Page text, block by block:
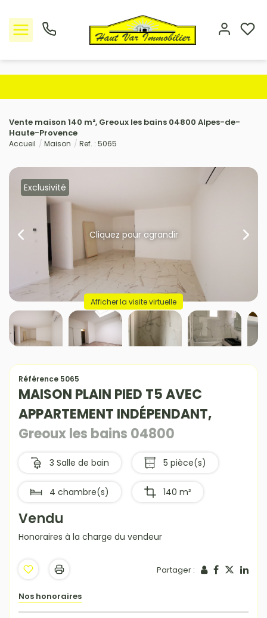
Nos offres
L'Agence
Avis clients
Estimation
Avis clients
Vente maison 140 m², Greoux les bains 04800 Alpes-de-
Haute-Provence
Accueil Maison Ref. : 5065
Exclusivité
Cliquez pour agrandir
Afficher la visite virtuelle
Référence 5065
MAISON PLAIN PIED T5 AVEC
APPARTEMENT INDÉPENDANT,
Greoux les bains 04800
3 Salle de bain 5 pièce(s)
4 chambre(s) 140 m²
Vendu
Honoraires à la charge du vendeur
Partager :
Nos honoraires